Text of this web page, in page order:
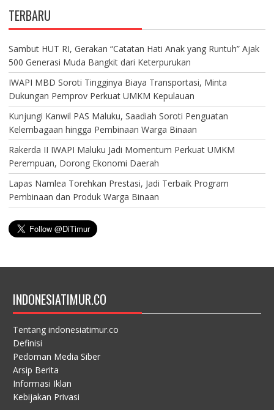
TERBARU
Sambut HUT RI, Gerakan “Catatan Hati Anak yang Runtuh” Ajak
500 Generasi Muda Bangkit dari Keterpurukan
IWAPI MBD Soroti Tingginya Biaya Transportasi, Minta
Dukungan Pemprov Perkuat UMKM Kepulauan
Kunjungi Kanwil PAS Maluku, Saadiah Soroti Penguatan
Kelembagaan hingga Pembinaan Warga Binaan
Rakerda II IWAPI Maluku Jadi Momentum Perkuat UMKM
Perempuan, Dorong Ekonomi Daerah
Lapas Namlea Torehkan Prestasi, Jadi Terbaik Program
Pembinaan dan Produk Warga Binaan
INDONESIATIMUR.CO
Tentang indonesiatimur.co
Definisi
Pedoman Media Siber
Arsip Berita
Informasi Iklan
Kebijakan Privasi